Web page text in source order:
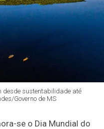
desde sustentabilidade até
Governo de MS
se o Dia Mundial do